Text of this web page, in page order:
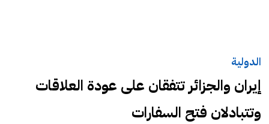
الدولية
إيران والجزائر تتفقان على عودة العلاقات
وتتبادلان فتح السفارات